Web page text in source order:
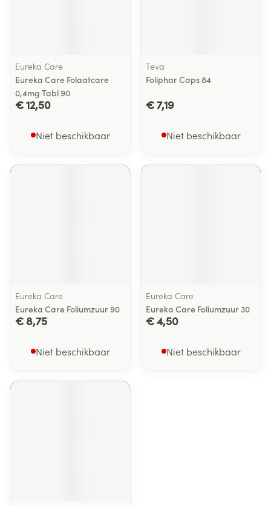
Eureka Care
Eureka Care Folaatcare
0,4mg Tabl 90
€ 12,50
Niet beschikbaar
Teva
Foliphar Caps 84
€ 7,19
Niet beschikbaar
Eureka Care
Eureka Care Foliumzuur 90
€ 8,75
Niet beschikbaar
Eureka Care
Eureka Care Foliumzuur 30
€ 4,50
Niet beschikbaar